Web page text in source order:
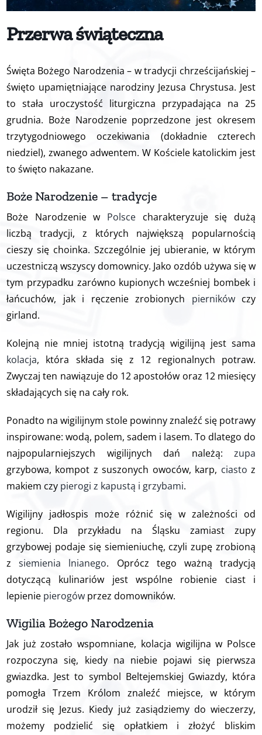
Pomoc
Kontakt
Przerwa świąteczna
Święta Bożego Narodzenia – w tradycji chrześcijańskiej –
święto upamiętniające narodziny Jezusa Chrystusa. Jest
to stała uroczystość liturgiczna przypadająca na 25
grudnia. Boże Narodzenie poprzedzone jest okresem
trzytygodniowego oczekiwania (dokładnie czterech
niedziel), zwanego adwentem. W Kościele katolickim jest
to święto nakazane.
Boże Narodzenie – tradycje
Boże Narodzenie w Polsce charakteryzuje się dużą
liczbą tradycji, z których największą popularnością
cieszy się choinka. Szczególnie jej ubieranie, w którym
uczestniczą wszyscy domownicy. Jako ozdób używa się w
tym przypadku zarówno kupionych wcześniej bombek i
łańcuchów, jak i ręczenie zrobionych piernikówczy
girland.
Kolejną nie mniej istotną tradycją wigilijną jest sama
kolacja, która składa się z 12 regionalnych potraw.
Zwyczaj ten nawiązuje do 12 apostołów oraz 12 miesięcy
składających się na cały rok.
Ponadto na wigilijnym stole powinny znaleźć się potrawy
inspirowane: wodą, polem, sadem i lasem. To dlatego do
najpopularniejszych wigilijnych dań należą: zupa
grzybowa, kompot z suszonych owoców, karp, ciasto z
makiem czy pierogi z kapustą i grzybami.
Wigilijny jadłospis może różnić się w zależności od
regionu. Dla przykładu na Śląsku zamiast zupy
grzybowej podaje się siemieniuchę, czyli zupę zrobioną
zsiemienia lnianego. Oprócz tego ważną tradycją
dotyczącą kulinariów jest wspólne robienie ciast i
lepienie pierogów przez domowników.
Wigilia Bożego Narodzenia
Jak już zostało wspomniane, kolacja wigilijna w Polsce
rozpoczyna się, kiedy na niebie pojawi się pierwsza
gwiazdka. Jest to symbol Beltejemskiej Gwiazdy, która
pomogła Trzem Królom znaleźć miejsce, w którym
urodził się Jezus. Kiedy już zasiądziemy do wieczerzy,
możemy podzielić się opłatkiem i złożyć bliskim